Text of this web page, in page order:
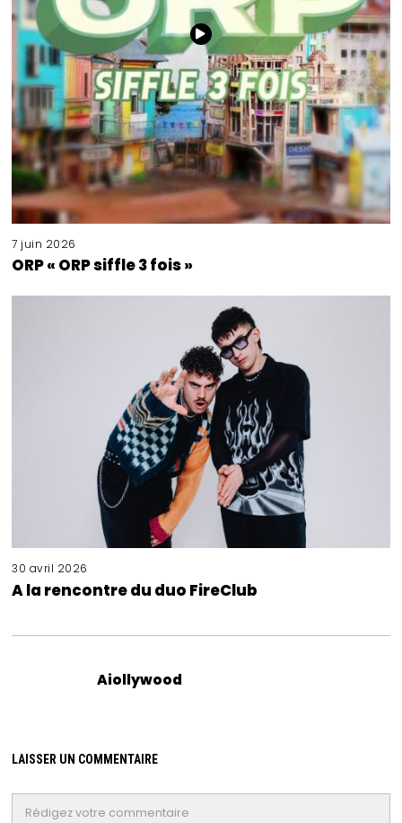
7 juin 2026
ORP « ORP siffle 3 fois »
30 avril 2026
A la rencontre du duo FireClub
Aiollywood
LAISSER UN COMMENTAIRE